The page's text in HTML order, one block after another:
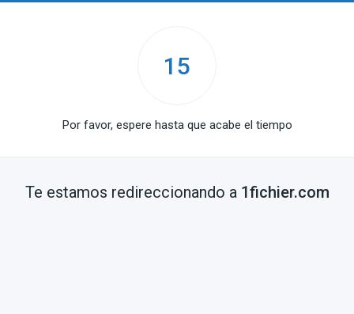
15
Por favor, espere hasta que acabe el tiempo
Te estamos redireccionando a 1fichier.com